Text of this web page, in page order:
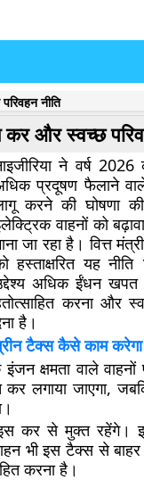
नीति
कर और स्वच्छ
ने वर्ष
प्रदूषण फैलाने
करने की घोषणा
वाहनों को
जा रहा है। वित्त
हस्ताक्षरित यह
अधिक ईंधन
करना और
है।
टैक्स कैसे काम करेगा
क्षमता वाले
कर लगाया जाएगा,
कर से मुक्त रहेंगे।
भी इस टैक्स से
करना है।